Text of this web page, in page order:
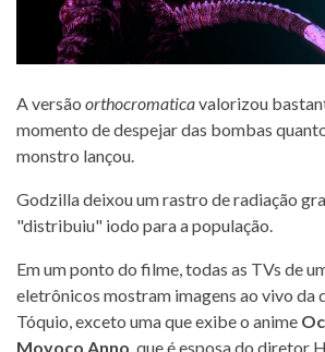
A versão orthocromaticavalorizou
momento de despejar das bombas
monstro lançou.
Godzilla deixou um rastro de radiação
"distribuiu" iodo para a população.
Em um ponto do filme, todas as TVs de
eletrônicos mostram imagens ao vivo da
Tóquio, exceto uma que exibe o anime
Moyoco Anno , que é esposa do diretor